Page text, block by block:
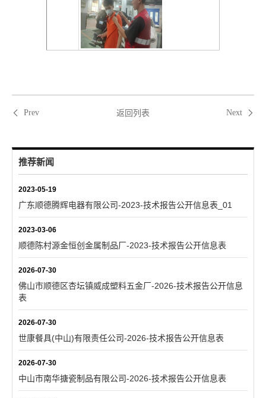
Prev 返回列表 Next
推荐新闻
2023-05-19
广东顺德腾辉电器有限公司-2023-技术报告公开信息表_01
2023-03-06
顺德陈村源金恒创金属制品厂-2023-技术报告公开信息表
2026-07-30
佛山市顺德区杏坛镇威成塑料五金厂-2026-技术报告公开信息
表
2026-07-30
世康餐具(中山)有限责任公司-2026-技术报告公开信息表
2026-07-30
中山市南华搪瓷制品有限公司-2026-技术报告公开信息表